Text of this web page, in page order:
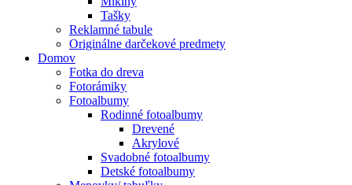
Tašky
Reklamné tabule
Originálne darčekové predmety
Domov
Fotka do dreva
Fotorámiky
Fotoalbumy
Rodinné fotoalbumy
Drevené
Akrylové
Svadobné fotoalbumy
Detské fotoalbumy